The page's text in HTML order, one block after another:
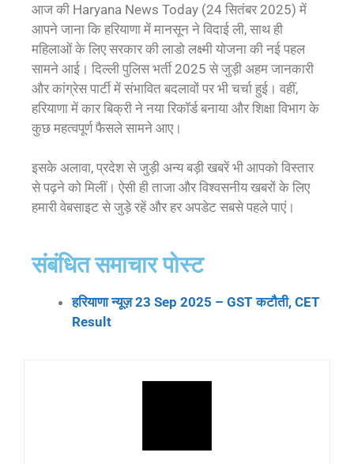
आज की Haryana News Today (24 सितंबर 2025) में
आपने जाना कि हरियाणा में मानसून ने विदाई ली, साथ ही
महिलाओं के लिए सरकार की लाडो लक्ष्मी योजना की नई पहल
सामने आई। दिल्ली पुलिस भर्ती 2025 से जुड़ी अहम जानकारी
और कांग्रेस पार्टी में संभावित बदलावों पर भी चर्चा हुई। वहीं,
हरियाणा में कार बिक्री ने नया रिकॉर्ड बनाया और शिक्षा विभाग के
कुछ महत्वपूर्ण फैसले सामने आए।
इसके अलावा, प्रदेश से जुड़ी अन्य बड़ी खबरें भी आपको विस्तार
से पढ़ने को मिलीं। ऐसी ही ताजा और विश्वसनीय खबरों के लिए
हमारी वेबसाइट से जुड़े रहें और हर अपडेट सबसे पहले पाएं।
संबंधित समाचार पोस्ट
हरियाणा न्यूज़ 23 Sep 2025 – GST कटौती, CET
Result